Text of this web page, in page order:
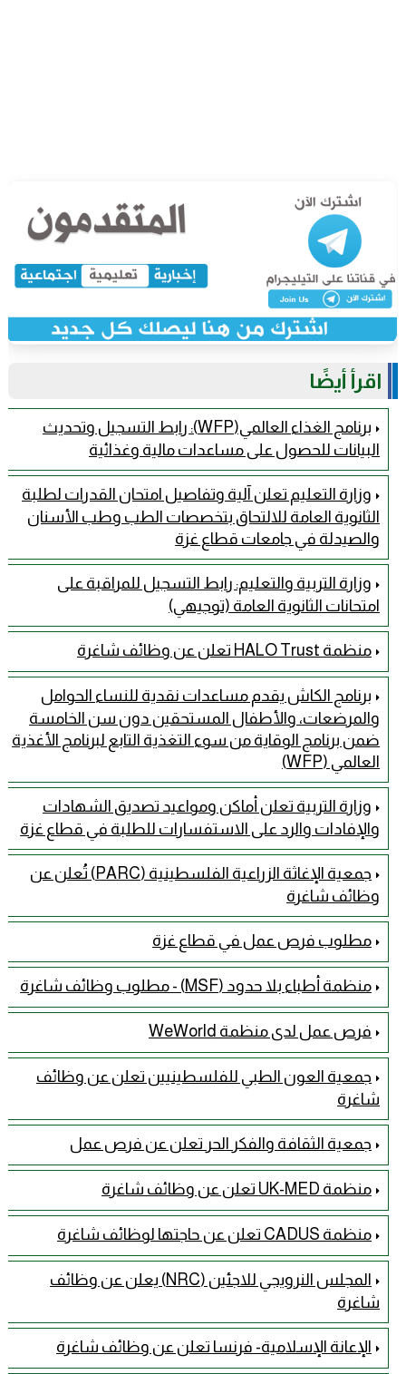
اقرأ أيضًا
برنامج الغذاء العالمي(WFP): رابط التسجيل وتحديث
البيانات للحصول على مساعدات مالية وغذائية
وزارة التعليم تعلن آلية وتفاصيل امتحان القدرات لطلبة
الثانوية العامة للالتحاق بتخصصات الطب وطب الأسنان
والصيدلة في جامعات قطاع غزة
وزارة التربية والتعليم: رابط التسجيل للمراقبة على
امتحانات الثانوية العامة (توجيهي)
منظمة HALO Trust تعلن عن وظائف شاغرة
برنامج الكاش يقدم مساعدات نقدية للنساء الحوامل
والمرضعات، والأطفال المستحقين دون سن الخامسة
ضمن برنامج الوقاية من سوء التغذية التابع لبرنامج الأغذية
العالمي (WFP)
وزارة التربية تعلن أماكن ومواعيد تصديق الشهادات
والإفادات والرد على الاستفسارات للطلبة في قطاع غزة
جمعية الإغاثة الزراعية الفلسطينية (PARC) تُعلن عن
وظائف شاغرة
مطلوب فرص عمل في قطاع غزة
منظمة أطباء بلا حدود (MSF) - مطلوب وظائف شاغرة
فرص عمل لدى منظمة WeWorld
جمعية العون الطبي للفلسطينيين تعلن عن وظائف
شاغرة
جمعية الثقافة والفكر الحر تعلن عن فرص عمل
منظمة UK-MED تعلن عن وظائف شاغرة
منظمة CADUS تعلن عن حاجتها لوظائف شاغرة
المجلس النرويجي للاجئين (NRC) يعلن عن وظائف
شاغرة
الإعانة الإسلامية- فرنسا تعلن عن وظائف شاغرة